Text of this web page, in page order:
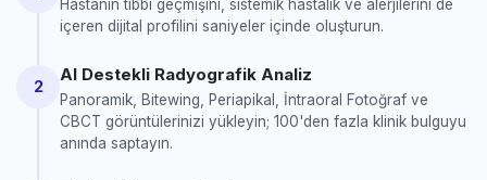
Hastanın tıbbi geçmişini, sistemik hastalık ve alerjilerini de
içeren dijital profilini saniyeler içinde oluşturun.
2
AI Destekli Radyografik Analiz
Panoramik, Bitewing, Periapikal, İntraoral Fotoğraf ve
CBCT görüntülerinizi yükleyin; 100'den fazla klinik bulguyu
anında saptayın.